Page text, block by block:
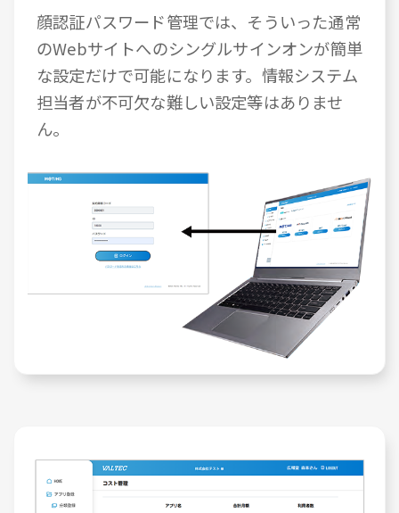
顔認証パスワード管理では、そういった通常
のWebサイトへのシングルサインオンが簡単
な設定だけで可能になります。情報システム
担当者が不可欠な難しい設定等はありませ
ん。